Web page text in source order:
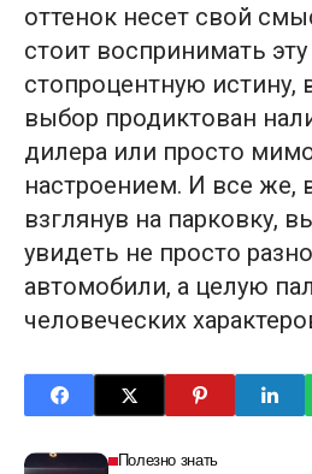
оттенок несет свой
стоит воспринимать
стопроцентную истину,
выбор продиктован
дилера или просто
настроением. И все же,
взглянув на парковку,
увидеть не просто
автомобили, а целую
человеческих
Полезно знать